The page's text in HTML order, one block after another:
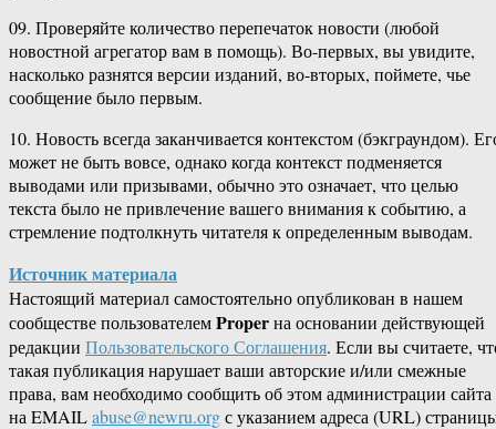
09. Проверяйте количество перепечаток новости (любой
новостной агрегатор вам в помощь). Во-первых, вы увидите,
насколько разнятся версии изданий, во-вторых, поймете, чье
сообщение было первым.
10. Новость всегда заканчивается контекстом (бэкграундом).
может не быть вовсе, однако когда контекст подменяется
выводами или призывами, обычно это означает, что целью
текста было не привлечение вашего внимания к событию, а
стремление подтолкнуть читателя к определенным выводам.
Источник материала
Настоящий материал самостоятельно опубликован в нашем
сообществе пользователемProperна основании действующей
редакции Пользовательского Соглашения. Если вы считаете,
такая публикация нарушает ваши авторские и/или смежные
права, вам необходимо сообщить об этом администрации сайта
на EMAILabuse@newru.orgс указанием адреса (URL)